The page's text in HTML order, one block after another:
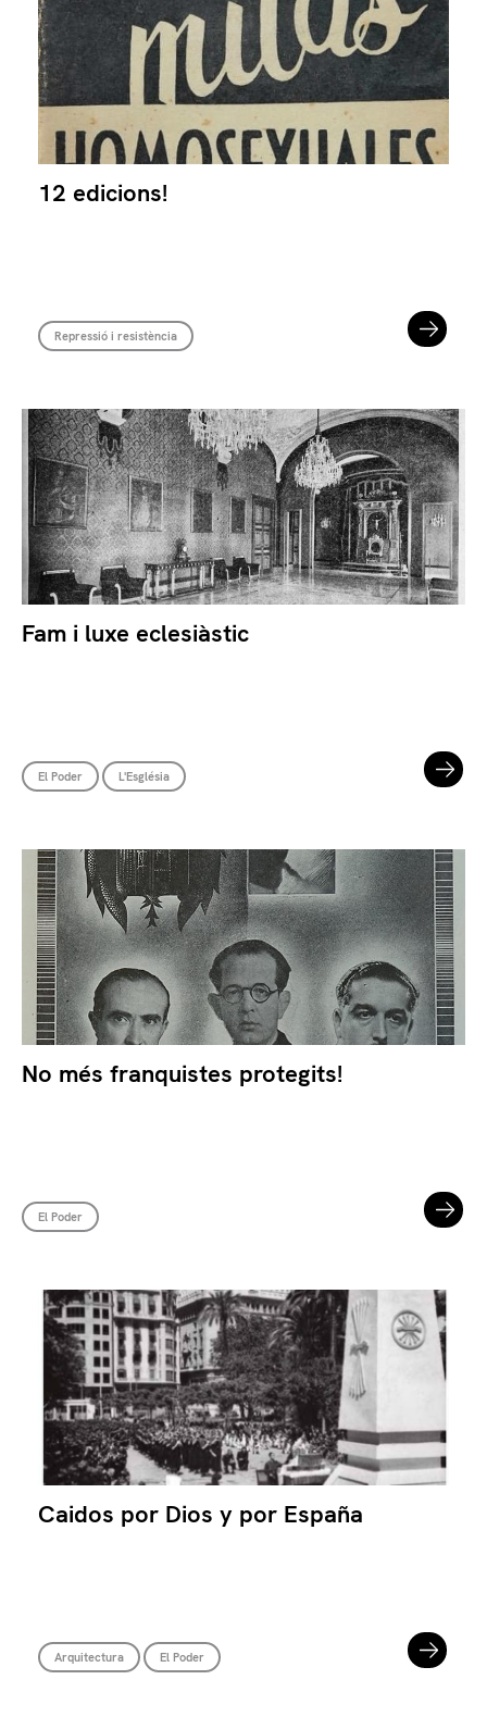
12 edicions!
Repressió i resistència
Fam i luxe eclesiàstic
El Poder L'Església
No més franquistes protegits!
El Poder
Caidos por Dios y por España
Arquitectura El Poder